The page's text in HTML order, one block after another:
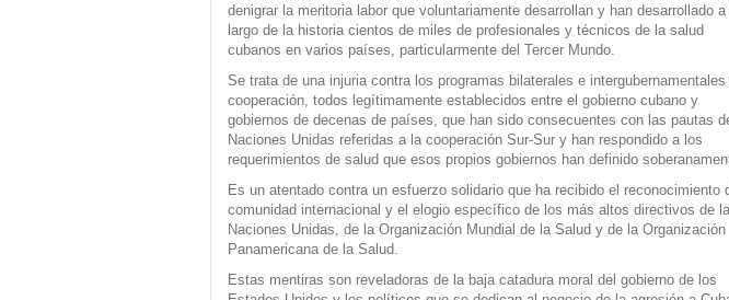
denigrar la meritoria labor que voluntariamente desarrollan y han desarrollado a
largo de la historia cientos de miles de profesionales y técnicos de la salud
cubanos en varios países, particularmente del Tercer Mundo.
Se trata de una injuria contra los programas bilaterales e intergubernamentales
cooperación, todos legítimamente establecidos entre el gobierno cubano y
gobiernos de decenas de países, que han sido consecuentes con las pautas
Naciones Unidas referidas a la cooperación Sur-Sur y han respondido a los
requerimientos de salud que esos propios gobiernos han definido
Es un atentado contra un esfuerzo solidario que ha recibido el reconocimiento
comunidad internacional y el elogio específico de los más altos directivos de
Naciones Unidas, de la Organización Mundial de la Salud y de la Organización
Panamericana de la Salud.
Estas mentiras son reveladoras de la baja catadura moral del gobierno de los